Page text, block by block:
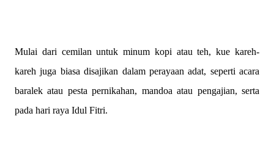
Mulai dari cemilan untuk minum kopi atau teh, kue kareh-
kareh juga biasa disajikan dalam perayaan adat, seperti acara
baralek atau pesta pernikahan, mandoa atau pengajian, serta
pada hari raya Idul Fitri.